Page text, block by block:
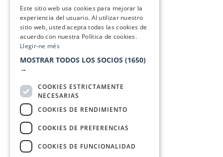
Este sitio web usa cookies para mejorar la
experiencia del usuario. Al utilizar nuestro
sitio web, usted acepta todas las cookies de
acuerdo con nuestra Política de cookies.
Llegir-ne més
MOSTRAR TODOS LOS SOCIOS (1650)
→
COOKIES ESTRICTAMENTE
NECESARIAS
COOKIES DE RENDIMIENTO
COOKIES DE PREFERENCIAS
COOKIES DE FUNCIONALIDAD